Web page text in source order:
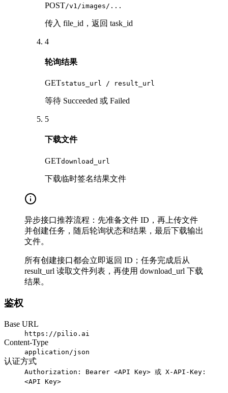
POST/v1/images/...
传入 file_id，返回 task_id
4
轮询结果
GETstatus_url / result_url
等待 Succeeded 或 Failed
5
下载文件
GETdownload_url
下载临时签名结果文件
异步接口推荐流程：先准备文件 ID，再上传文件
并创建任务，随后轮询状态和结果，最后下载输出
文件。
所有创建接口都会立即返回 ID；任务完成后从
result_url 读取文件列表，再使用 download_url 下载
结果。
鉴权
Base URL
https://pilio.ai
Content-Type
application/json
认证方式
Authorization: Bearer <API Key> 或 X-API-Key:
<API Key>